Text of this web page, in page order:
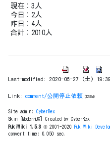
現在：3人
今日：2人
昨日：4人
合計：2010人
Last-modified: 2020-06-27 (土)
Link: comment/公開停止依頼 (1258d)
Site admin: CyberRex
Skin [ModernUX] Created by CyberRex
PukiWiki 1.5.3© 2001-2020 PukiWiki
convert time: 0.050 sec.